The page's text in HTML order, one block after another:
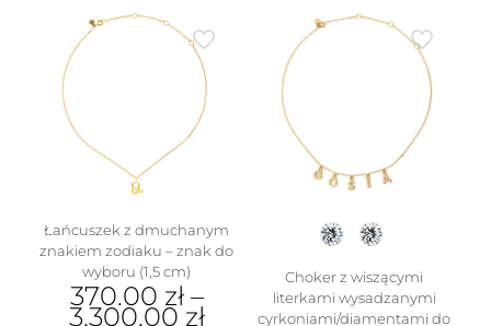
ma
wiele
wariantów.
stronie
produktu
produkt
wariantów.
stronie
Łańcuszek z dmuchanym
znakiem zodiaku – znak do
wyboru (1,5 cm)
370.00 zł–
3,300.00 zł
Choker z wiszącymi
literkami wysadzanymi
cyrkoniami/diamentami do